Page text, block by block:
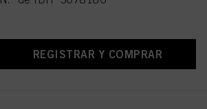
REGISTRAR Y COMPRAR